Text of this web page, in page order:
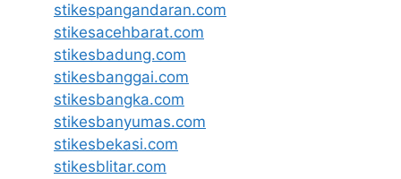
stikespangandaran.com
stikesacehbarat.com
stikesbadung.com
stikesbanggai.com
stikesbangka.com
stikesbanyumas.com
stikesbekasi.com
stikesblitar.com